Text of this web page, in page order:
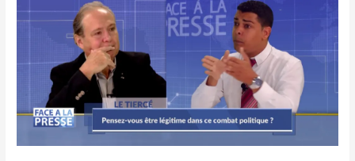
LA
PRESSE
Cédric
CORNET
2